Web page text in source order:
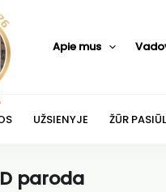
Apie mus
UŽSIENYJE ŽŪR
paroda